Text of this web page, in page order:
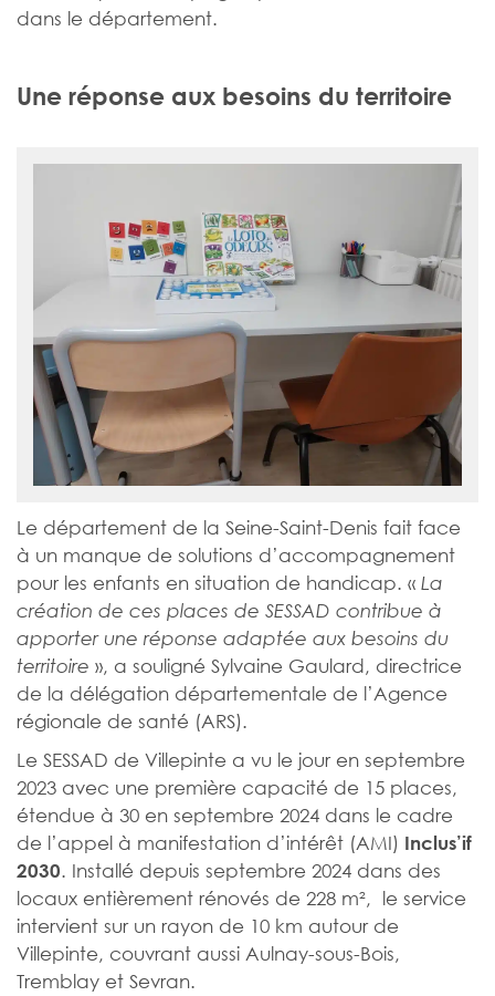
dans le département.
Une réponse aux besoins du territoire
Le département de la Seine-Saint-Denis fait face
à un manque de solutions d’accompagnement
pour les enfants en situation de handicap. « La
création de ces places de SESSAD contribue à
apporter une réponse adaptée aux besoins du
territoire », a souligné Sylvaine Gaulard, directrice
de la délégation départementale de l’Agence
régionale de santé (ARS).
Le SESSAD de Villepinte a vu le jour en septembre
2023 avec une première capacité de 15 places,
étendue à 30 en septembre 2024 dans le cadre
de l’appel à manifestation d’intérêt (AMI) Inclus’if
2030. Installé depuis septembre 2024 dans des
locaux entièrement rénovés de 228 m², le service
intervient sur un rayon de 10 km autour de
Villepinte, couvrant aussi Aulnay-sous-Bois,
Tremblay et Sevran.